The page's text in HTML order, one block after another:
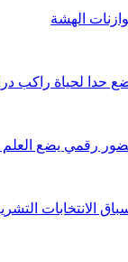
الهشة
حدا لحياة راكب
رقمي يضع
الانتخابات